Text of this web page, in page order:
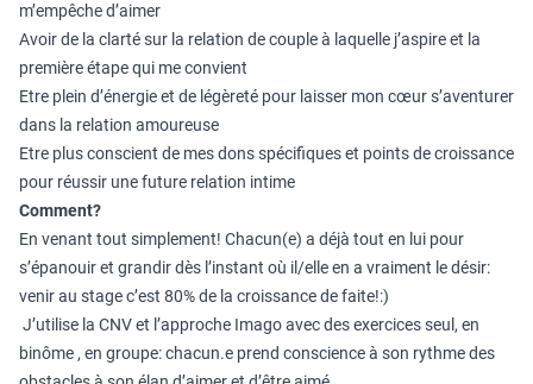
m’empêche d’aimer
Avoir de la clarté sur la relation de couple à laquelle j’aspire et la
première étape qui me convient
Etre plein d’énergie et de légèreté pour laisser mon cœur s’aventurer
dans la relation amoureuse
Etre plus conscient de mes dons spécifiques et points de croissance
pour réussir une future relation intime
Comment?
En venant tout simplement! Chacun(e) a déjà tout en lui pour
s’épanouir et grandir dès l’instant où il/elle en a vraiment le désir:
venir au stage c’est 80% de la croissance de faite!:)
J’utilise la CNV et l’approche Imago avec des exercices seul, en
binôme , en groupe: chacun.e prend conscience à son rythme des